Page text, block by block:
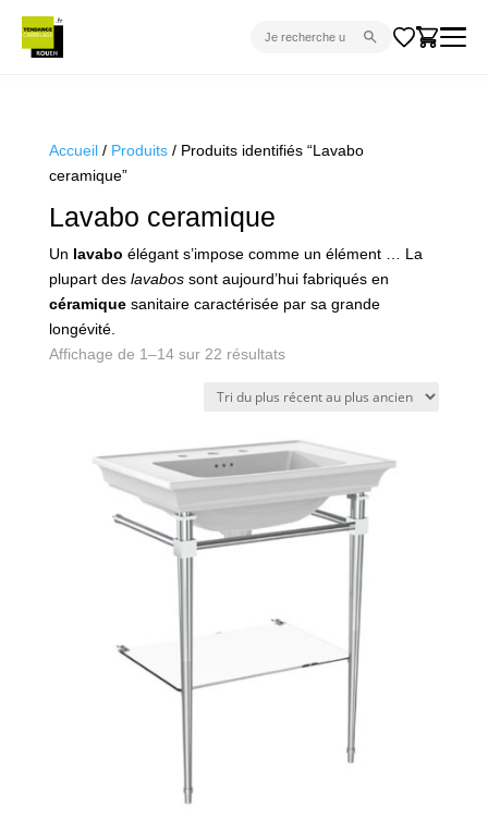
PARQUET
SANITAIRE
VENTES FLASH
PROJET CLÉ EN MAIN
Accueil/ Produits/ Produits identifiés “Lavabo
ceramique”
Lavabo ceramique
Un lavabo élégant s’impose comme un élément … La
plupart des lavabossont aujourd’hui fabriqués en
céramique sanitaire caractérisée par sa grande
longévité.
Affichage de 1–14 sur 22 résultatsTrié
plus
au
plus
ancien